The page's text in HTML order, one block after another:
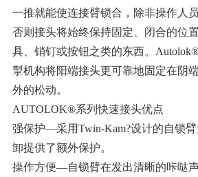
一推就能使连接臂锁合，除非操作人
否则接头将始终保持固定、闭合的位
具、销钉或按钮之类的东西。
掣机构将阳端接头更可靠地固定在阴
外的松动。
AUTOLOK®系列快速接头优点
强保护—采用Twin-Kam?设计的自锁
卸提供了额外保护。
操作方便—自锁臂在发出清晰的咔哒